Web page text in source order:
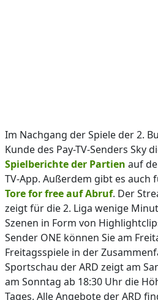
Im Nachgang der Spiele der 2.
Kunde des Pay-TV-Senders Sky
Spielberichte der Partien auf
TV-App. Außerdem gibt es auch
Tore for free auf Abruf. Der
zeigt für die 2. Liga wenige
Szenen in Form von
Sender ONE können Sie am
Freitagsspiele in der
Sportschau der ARD zeigt am
am Sonntag ab 18:30 Uhr die
Tages. Alle Angebote der ARD